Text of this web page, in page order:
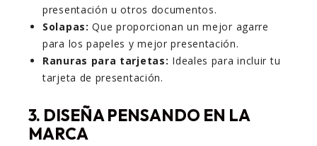
presentación u otros documentos.
Solapas: Que proporcionan un mejor agarre
para los papeles y mejor presentación.
Ranuras para tarjetas: Ideales para incluir tu
tarjeta de presentación.
3. DISEÑA PENSANDO EN LA
MARCA